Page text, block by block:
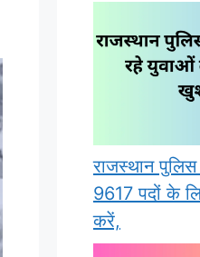
राजस्थान
9617 पदों के
करें,